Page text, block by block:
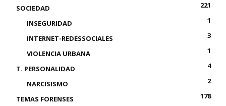
SOCIEDAD
221
INSEGURIDAD
1
INTERNET-REDESSOCIALES
3
VIOLENCIA URBANA
1
T. PERSONALIDAD
4
NARCISISMO
2
TEMAS FORENSES
178